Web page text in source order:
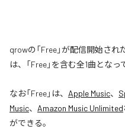
qrowの「Free」が配信開始さ
は、「Free」を含む全1曲となっ
なお「Free」は、 Apple Music、
Music、 Amazon Music Unlimited
ができる。